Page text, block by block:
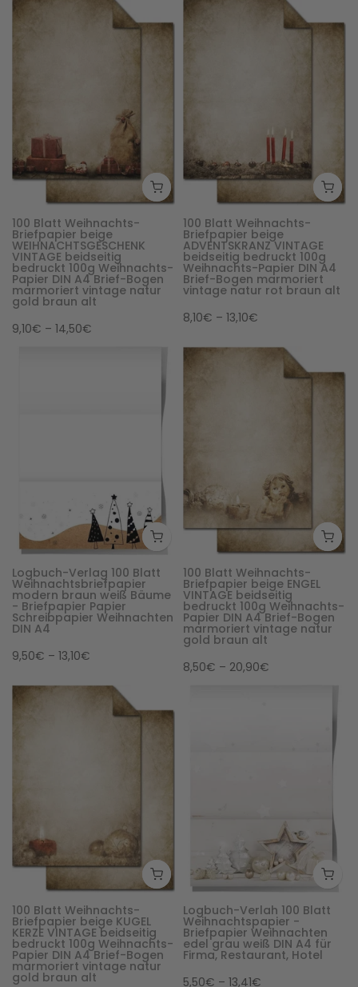
100 Blatt Weihnachts-
Briefpapier beige
WEIHNACHTSGESCHENK
VINTAGE beidseitig
bedruckt 100g Weihnachts-
Papier DIN A4 Brief-Bogen
marmoriert vintage natur
gold braun alt
9,10€ – 14,50€
100 Blatt Weihnachts-
Briefpapier beige
ADVENTSKRANZ VINTAGE
beidseitig bedruckt 100g
Weihnachts-Papier DIN A4
Brief-Bogen marmoriert
vintage natur rot braun alt
8,10€ – 13,10€
Logbuch-Verlag 100 Blatt
Weihnachtsbriefpapier
modern braun weiß Bäume
- Briefpapier Papier
Schreibpapier Weihnachten
DIN A4
9,50€ – 13,10€
100 Blatt Weihnachts-
Briefpapier beige ENGEL
VINTAGE beidseitig
bedruckt 100g Weihnachts-
Papier DIN A4 Brief-Bogen
marmoriert vintage natur
gold braun alt
8,50€ – 20,90€
100 Blatt Weihnachts-
Briefpapier beige KUGEL
KERZE VINTAGE beidseitig
bedruckt 100g Weihnachts-
Papier DIN A4 Brief-Bogen
marmoriert vintage natur
gold braun alt
Logbuch-Verlah 100 Blatt
Weihnachtspapier -
Briefpapier Weihnachten
edel grau weiß DIN A4 für
Firma, Restaurant, Hotel
5,50€ – 13,41€